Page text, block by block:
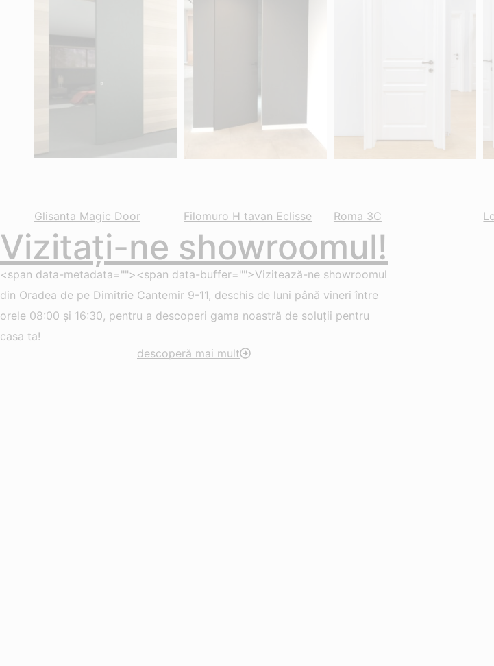
Glisanta Magic Door Filomuro H tavan Eclisse Roma 3C
Vizitați-ne showroomul!
<span data-metadata=""><span data-buffer="">Vizitează-ne showroomul
din Oradea de pe Dimitrie Cantemir 9-11, deschis de luni până vineri între
orele 08:00 și 16:30, pentru a descoperi gama noastră de soluții pentru
casa ta!
descoperă mai mult